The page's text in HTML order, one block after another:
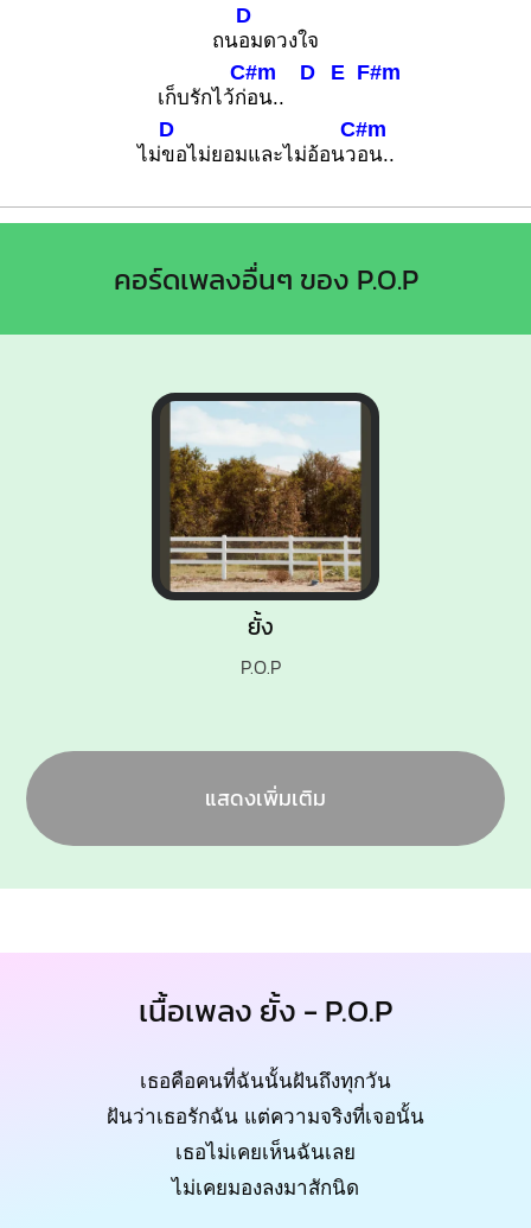
ถน
D
อมดวงใจ
เก็บรักไว้ก่
C#m
อน..
D E F#m
ไม่
D
ขอไม่ยอมและไม่อ้อนว
C#m
อน..
คอร์ดเพลงอื่นๆ ของ P.O.P
ยั้ง
P.O.P
แสดงเพิ่มเติม
เนื้อเพลง ยั้ง - P.O.P
เธอคือคนที่ฉันนั้นฝันถึงทุกวัน
ฝันว่าเธอรักฉัน แต่ความจริงที่เจอนั้น
เธอไม่เคยเห็นฉันเลย
ไม่เคยมองลงมาสักนิด